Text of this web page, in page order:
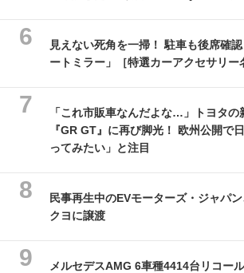
見えない死角を一掃！ 駐車も後席確
ートミラー」［特選カーアクセサリー
「これ市販車なんだよな…」トヨタの
『GR GT』に再び脚光！ 欧州公開で
ってみたい」と注目
民事再生中のEVモーターズ・ジャパ
クヨに譲渡
メルセデスAMG 6車種4414台リコー